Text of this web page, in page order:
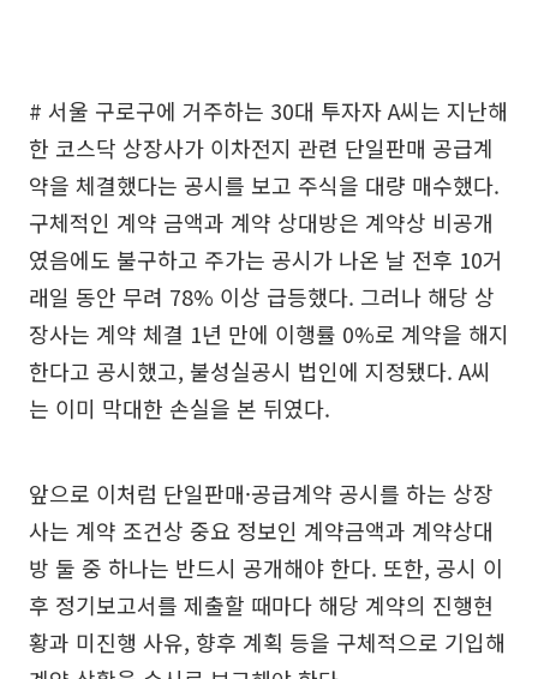
# 서울 구로구에 거주하는 30대 투자자 A씨는 지난해
한 코스닥 상장사가 이차전지 관련 단일판매 공급계
약을 체결했다는 공시를 보고 주식을 대량 매수했다.
구체적인 계약 금액과 계약 상대방은 계약상 비공개
였음에도 불구하고 주가는 공시가 나온 날 전후 10거
래일 동안 무려 78% 이상 급등했다. 그러나 해당 상
장사는 계약 체결 1년 만에 이행률 0%로 계약을 해지
한다고 공시했고, 불성실공시 법인에 지정됐다. A씨
는 이미 막대한 손실을 본 뒤였다.
앞으로 이처럼 단일판매·공급계약 공시를 하는 상장
사는 계약 조건상 중요 정보인 계약금액과 계약상대
방 둘 중 하나는 반드시 공개해야 한다. 또한, 공시 이
후 정기보고서를 제출할 때마다 해당 계약의 진행현
황과 미진행 사유, 향후 계획 등을 구체적으로 기입해